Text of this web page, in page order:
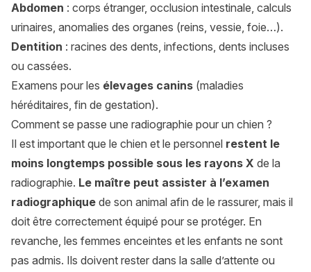
Abdomen : corps étranger, occlusion intestinale, calculs
urinaires, anomalies des organes (reins, vessie, foie…).
Dentition : racines des dents, infections, dents incluses
ou cassées.
Examens pour les élevages canins (maladies
héréditaires, fin de gestation).
Comment se passe une radiographie pour un chien ?
Il est important que le chien et le personnel restent le
moins longtemps possible sous les rayons X de la
radiographie. Le maître peut assister à l’examen
radiographique de son animal afin de le rassurer, mais il
doit être correctement équipé pour se protéger. En
revanche, les femmes enceintes et les enfants ne sont
pas admis. Ils doivent rester dans la salle d’attente ou